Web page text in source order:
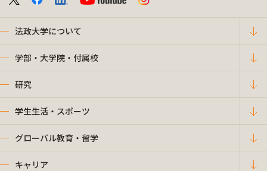
法政大学について
学部・大学院・付属校
研究
学生生活・スポーツ
グローバル教育・留学
キャリア